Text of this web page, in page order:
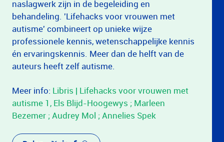
naslagwerk zijn in de begeleiding en
behandeling. 'Lifehacks voor vrouwen met
autisme' combineert op unieke wijze
professionele kennis, wetenschappelijke kennis
én ervaringskennis. Meer dan de helft van de
auteurs heeft zelf autisme.
Meer info: Libris | Lifehacks voor vrouwen met
autisme 1, Els Blijd-Hoogewys ; Marleen
Bezemer ; Audrey Mol ; Annelies Spek